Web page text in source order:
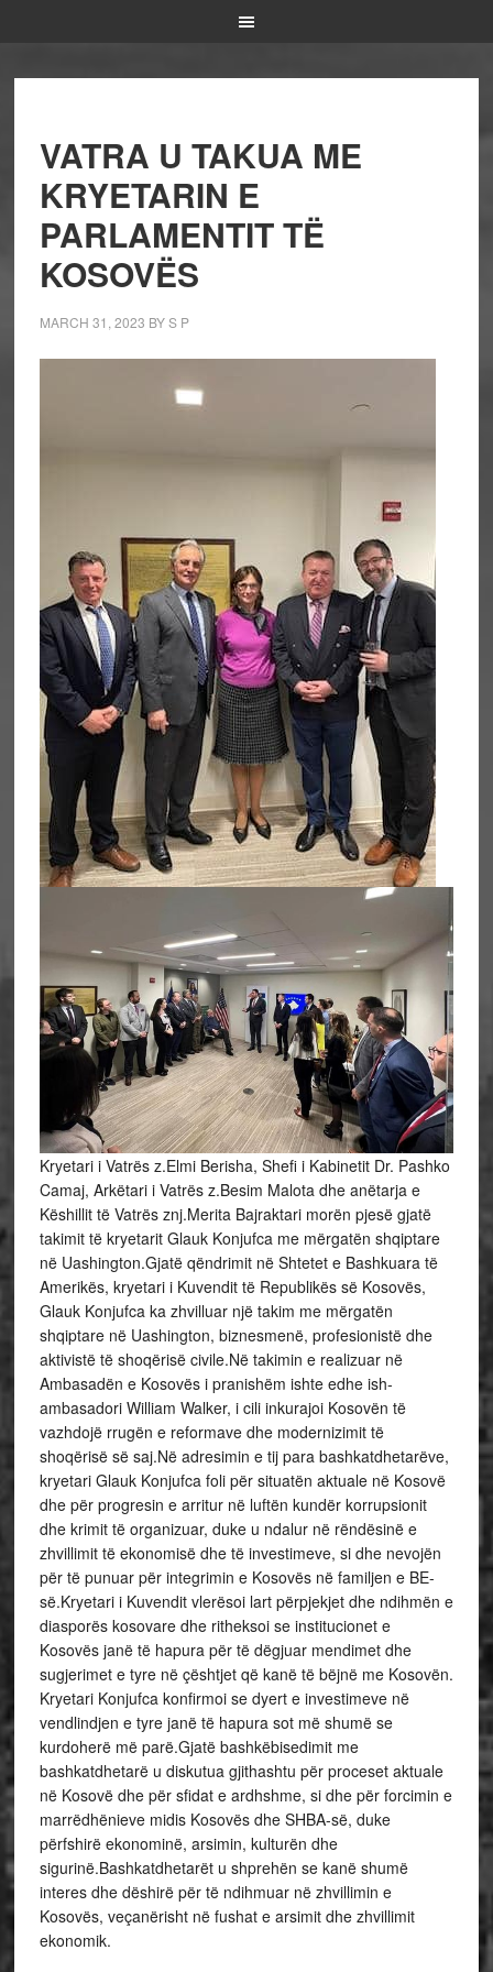
VATRA U TAKUA ME
KRYETARIN E
PARLAMENTIT TË
KOSOVËS
MARCH 31, 2023 BYS P
Kryetari i Vatrës z.Elmi Berisha, Shefi i Kabinetit Dr. Pashko
Camaj, Arkëtari i Vatrës z.Besim Malota dhe anëtarja e
Këshillit të Vatrës znj.Merita Bajraktari morën pjesë gjatë
takimit të kryetarit Glauk Konjufca me mërgatën shqiptare
në Uashington.Gjatë qëndrimit në Shtetet e Bashkuara të
Amerikës, kryetari i Kuvendit të Republikës së Kosovës,
Glauk Konjufca ka zhvilluar një takim me mërgatën
shqiptare në Uashington, biznesmenë, profesionistë dhe
aktivistë të shoqërisë civile.Në takimin e realizuar në
Ambasadën e Kosovës i pranishëm ishte edhe ish-
ambasadori William Walker, i cili inkurajoi Kosovën të
vazhdojë rrugën e reformave dhe modernizimit të
shoqërisë së saj.Në adresimin e tij para bashkatdhetarëve,
kryetari Glauk Konjufca foli për situatën aktuale në Kosovë
dhe për progresin e arritur në luftën kundër korrupsionit
dhe krimit të organizuar, duke u ndalur në rëndësinë e
zhvillimit të ekonomisë dhe të investimeve, si dhe nevojën
për të punuar për integrimin e Kosovës në familjen e BE-
së.Kryetari i Kuvendit vlerësoi lart përpjekjet dhe ndihmën e
diasporës kosovare dhe ritheksoi se institucionet e
Kosovës janë të hapura për të dëgjuar mendimet dhe
sugjerimet e tyre në çështjet që kanë të bëjnë me Kosovën.
Kryetari Konjufca konfirmoi se dyert e investimeve në
vendlindjen e tyre janë të hapura sot më shumë se
kurdoherë më parë.Gjatë bashkëbisedimit me
bashkatdhetarë u diskutua gjithashtu për proceset aktuale
në Kosovë dhe për sfidat e ardhshme, si dhe për forcimin e
marrëdhënieve midis Kosovës dhe SHBA-së, duke
përfshirë ekonominë, arsimin, kulturën dhe
sigurinë.Bashkatdhetarët u shprehën se kanë shumë
interes dhe dëshirë për të ndihmuar në zhvillimin e
Kosovës, veçanërisht në fushat e arsimit dhe zhvillimit
ekonomik.